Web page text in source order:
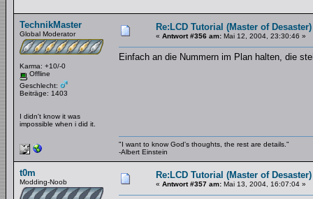
TechnikMaster
Global Moderator
Karma: +10/-0
Offline
Geschlecht:
Beiträge: 1403
I didn't know it was
impossible when i did it.
Re:LCD Tutorial (Master of Desaster)
« Antwort #356 am: Mai 12, 2004, 23:30:46 »
Einfach an die Nummern im Plan halten, die
"I want to know God's thoughts, the rest are details."
-Albert Einstein
t0m
Modding-Noob
Re:LCD Tutorial (Master of Desaster)
« Antwort #357 am: Mai 13, 2004, 16:07:04 »